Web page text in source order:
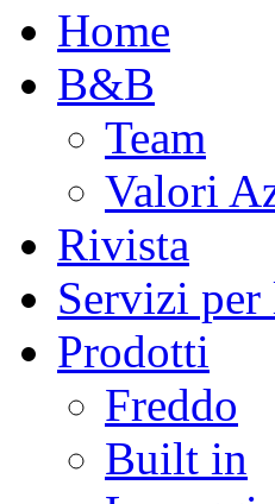
Home
B&B
Team
Valori
Rivista
Servizi per
Prodotti
Freddo
Built in